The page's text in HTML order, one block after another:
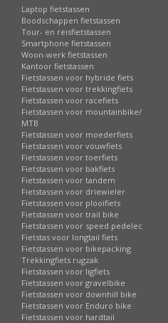
Laptop fietstassen
Boodschappen fietstassen
Tour- en reisfietstassen
Smartphone fietstassen
Woon-werk fietstassen
Kantoor fietstassen
Fietstassen voor hybride fiets
Fietstassen voor trekkingfiets
Fietstassen voor racefiets
Fietstassen voor mountainbike/
MTB
Fietstassen voor moederfiets
Fietstassen voor vouwfiets
Fietstassen voor toerfiets
Fietstassen voor bakfiets
Fietstassen voor tandem
Fietstassen voor driewieler
Fietstassen voor plooifiets
Fietstassen voor trail bike
Fietstassen voor speed pedelec
Fietstas voor longtail fiets
Fietstassen voor bikepacking
Trekkingfiets rugzak
Fietstassen voor ligfiets
Fietstassen voor gravelbike
Fietstassen voor downhill bike
Fietstassen voor Enduro bike
Fietstassen voor hardtail